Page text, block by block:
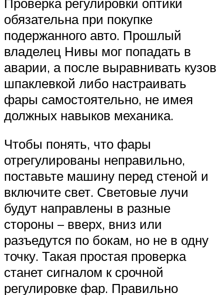
обязательна при покупке
подержанного авто. Прошлый
владелец Нивы мог попадать в
аварии, а после выравнивать кузов
шпаклевкой либо настраивать
фары самостоятельно, не имея
должных навыков механика.
Чтобы понять, что фары
отрегулированы неправильно,
поставьте машину перед стеной и
включите свет. Световые лучи
будут направлены в разные
стороны – вверх, вниз или
разъедутся по бокам, но не в одну
точку. Такая простая проверка
станет сигналом к срочной
регулировке фар. Правильно